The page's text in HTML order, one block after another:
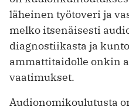
läheinen työtoveri ja
melko itsenäisesti
diagnostiikasta ja
ammattitaidolle onkin
vaatimukset.
Audionomikoulutusta